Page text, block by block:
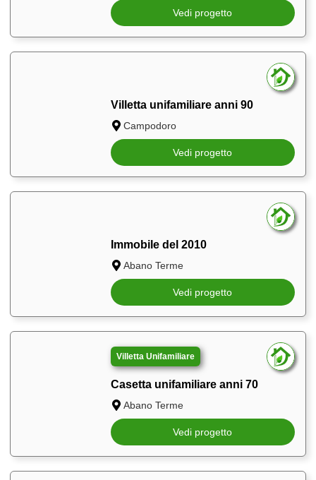
Vedi progetto
Villetta unifamiliare anni 90
Campodoro
Vedi progetto
Immobile del 2010
Abano Terme
Vedi progetto
Villetta Unifamiliare
Casetta unifamiliare anni 70
Abano Terme
Vedi progetto